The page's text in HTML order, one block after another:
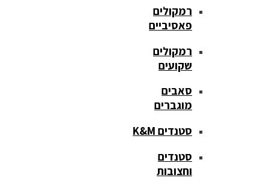
רמקולים
פאסיביים
רמקולים
שקועים
סאבים
מוגברים
סטנדים K&M
סטנדים
וחצובות